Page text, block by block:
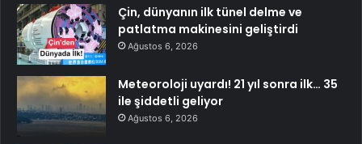
Çin, dünyanın ilk tünel delme ve
patlatma makinesini geliştirdi
Ağustos 6, 2026
Meteoroloji uyardı! 21 yıl sonra ilk… 35
ile şiddetli geliyor
Ağustos 6, 2026